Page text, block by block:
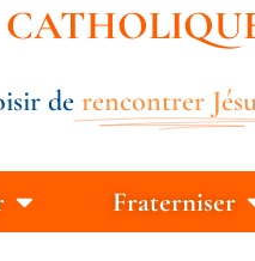
de rencontrer
Fraterniser